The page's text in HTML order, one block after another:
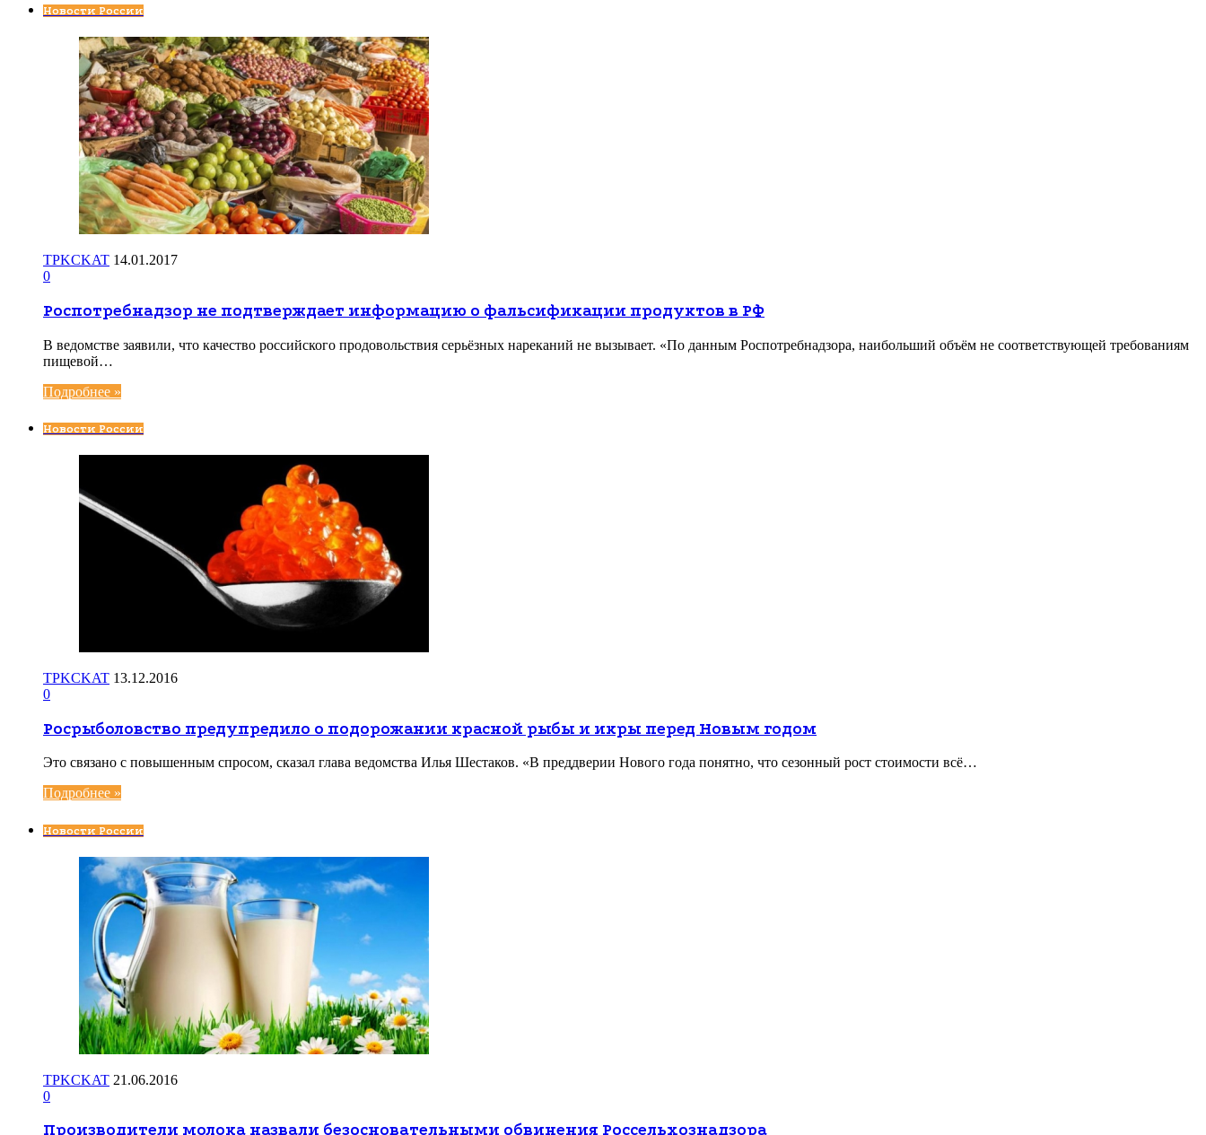
Новости России
TPKCKAT 14.01.2017
0
Роспотребнадзор не подтверждает информацию о фальсификации продуктов в РФ
В ведомстве заявили, что качество российского продовольствия серьёзных нареканий не вызывает. «По данным Роспотребнадзора, наибольший объём не соответствующей требованиям
пищевой…
Подробнее »
Новости России
TPKCKAT 13.12.2016
0
Росрыболовство предупредило о подорожании красной рыбы и икры перед Новым годом
Это связано с повышенным спросом, сказал глава ведомства Илья Шестаков. «В преддверии Нового года понятно, что сезонный рост стоимости всё…
Подробнее »
Новости России
TPKCKAT 21.06.2016
0
Производители молока назвали безосновательными обвинения Россельхознадзора